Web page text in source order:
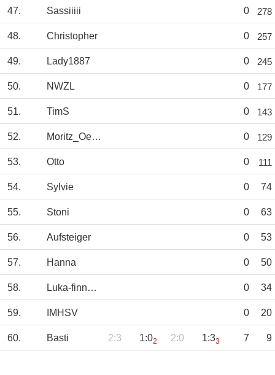
47. Sassiiiii 0 278
48. Christopher 0 257
49. Lady1887 0 245
50. NWZL 0 177
51. TimS 0 143
52. Moritz_Oerding 0 129
53. Otto 0 111
54. Sylvie 0 74
55. Stoni 0 63
56. Aufsteiger 0 53
57. Hanna 0 50
58. Luka-finnZiese 0 34
59. IMHSV 0 20
60. Basti 2:3 1:02 2:0 1:33 7 9